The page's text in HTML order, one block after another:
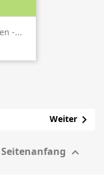
-...
Weiter 
